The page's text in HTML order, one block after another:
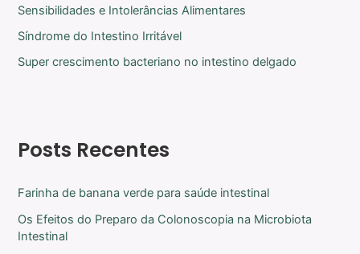
Sensibilidades e Intolerâncias Alimentares
Síndrome do Intestino Irritável
Super crescimento bacteriano no intestino delgado
Posts Recentes
Farinha de banana verde para saúde intestinal
Os Efeitos do Preparo da Colonoscopia na Microbiota
Intestinal